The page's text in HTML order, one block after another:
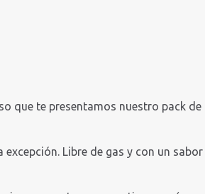
que te presentamos nuestro pack de
Libre de gas y con un sabor